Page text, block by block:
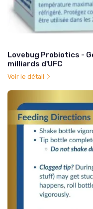
Lovebug Probiotics -
milliards d'UFC
Voir le détail